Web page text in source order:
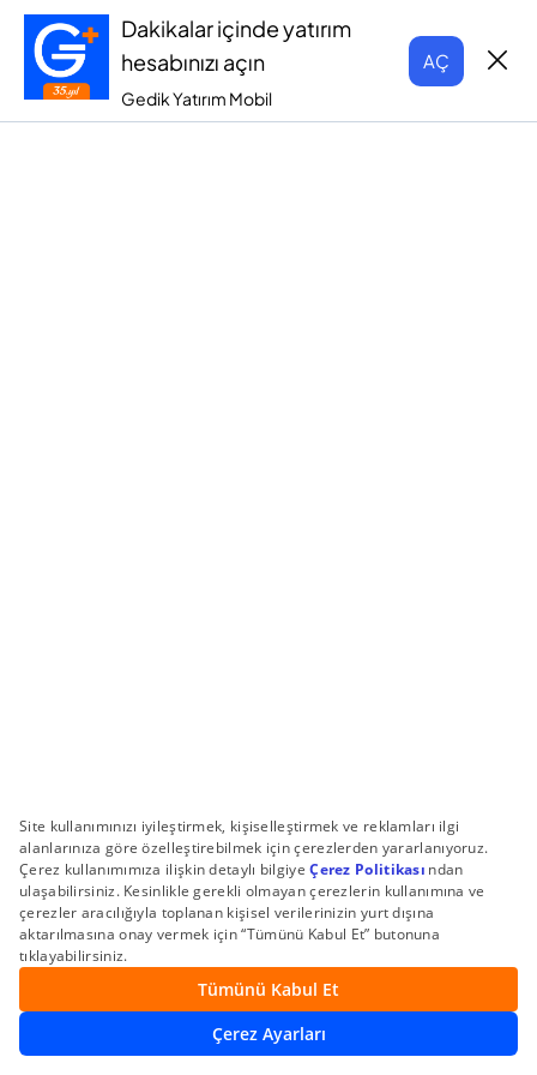
Dakikalar içinde yatırım
hesabınızı açın
Gedik Yatırım Mobil
AÇ